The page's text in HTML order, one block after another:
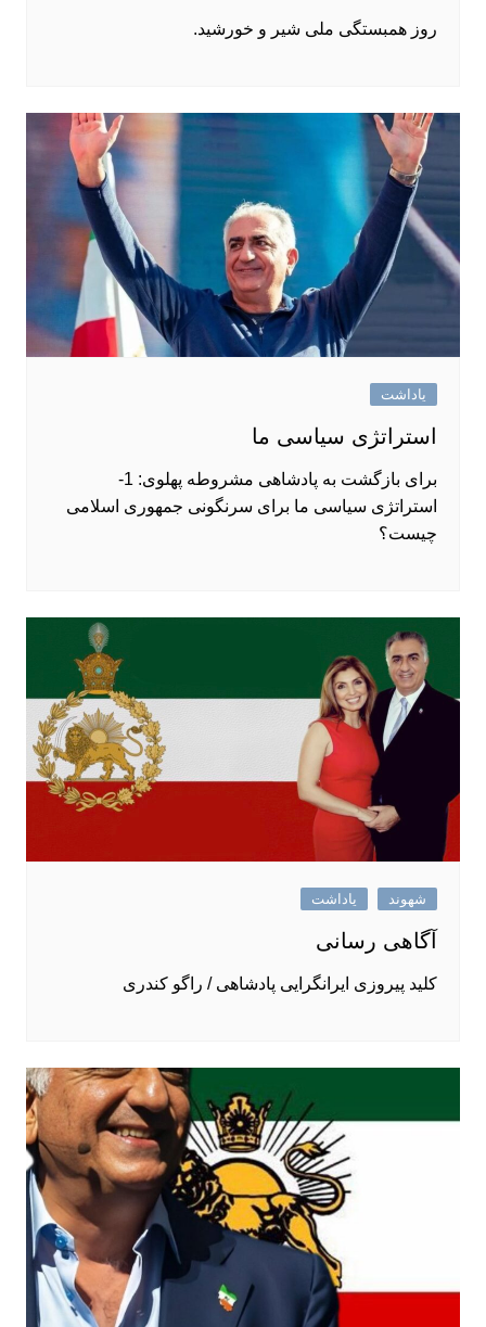
روز همبستگی ملی شیر و خورشید.
یاداشت
استراتژی سیاسی ما
برای بازگشت به پادشاهی مشروطه پهلوی: 1-
استراتژی سیاسی ما برای سرنگونی جمهوری اسلامی
چیست؟
شهوند یاداشت
آگاهی ‌رسانی
کلید پیروزی ایرانگرایی پادشاهی / راگو کندری